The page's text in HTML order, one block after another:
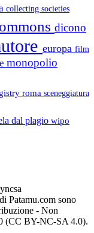
collecting societies
dicono
europa film
monopolio
roma sceneggiatura
dal plagio wipo
Patamu.com sono
- Non
(CC BY-NC-SA 4.0).